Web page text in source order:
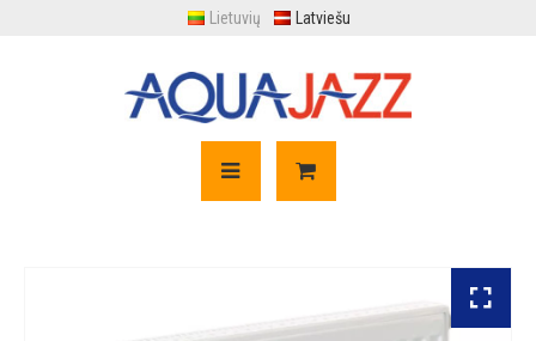
Lietuvių Latviešu